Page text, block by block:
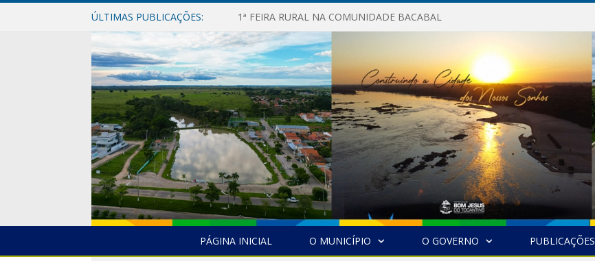
ÚLTIMAS PUBLICAÇÕES: 1ª FEIRA RURAL NA COMUNIDADE BACABAL
PÁGINA INICIAL O MUNICÍPIO O GOVERNO PUBLICAÇÕES